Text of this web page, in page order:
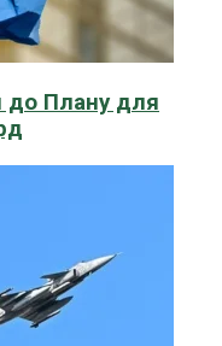
до Плану для